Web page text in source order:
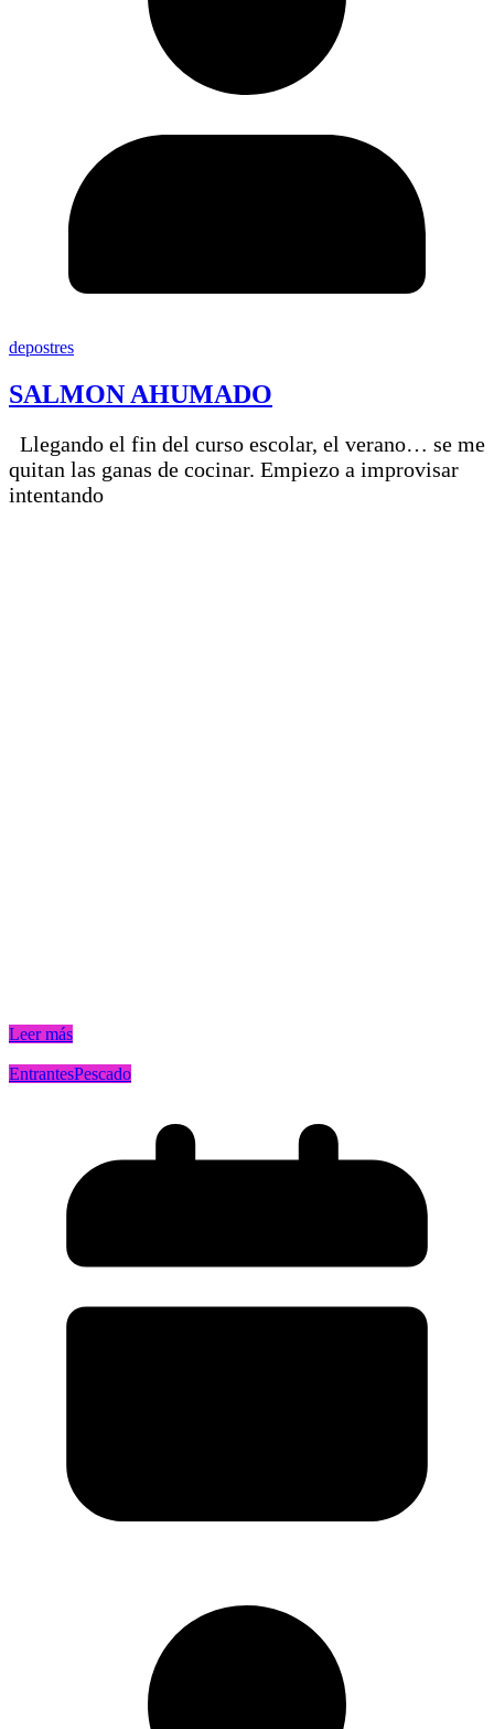
depostres
SALMON AHUMADO
Llegando el fin del curso escolar, el verano… se me
quitan las ganas de cocinar. Empiezo a improvisar
intentando
Leer más
EntrantesPescado